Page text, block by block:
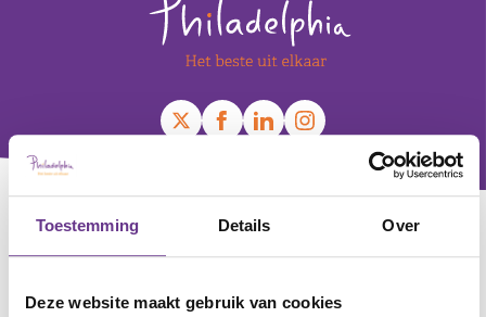
Toestemming Details Over
Deze website maakt gebruik van cookies
Contact
0800 - 0830